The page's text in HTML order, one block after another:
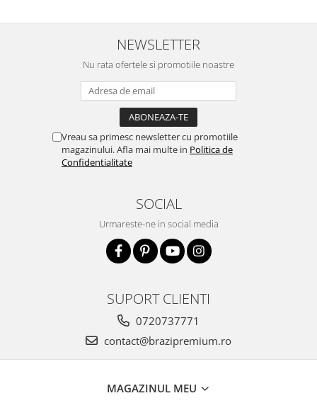
NEWSLETTER
Nu rata ofertele si promotiile noastre
Vreau sa primesc newsletter cu promotiile
magazinului. Afla mai multe in Politica de
Confidentialitate
SOCIAL
Urmareste-ne in social media
SUPORT CLIENTI
0720737771
contact@brazipremium.ro
MAGAZINUL MEU